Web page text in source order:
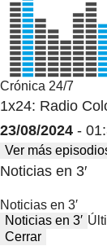
Crónica 24/7
1x24: Radio
23/08/2024 -
Ver más
Noticias en 3′
Noticias en 3′
Noticias en 3′
Cerrar